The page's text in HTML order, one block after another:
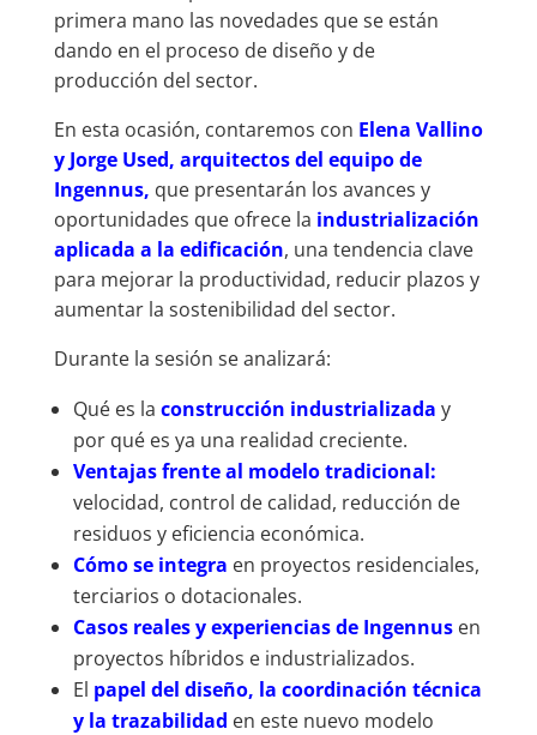
primera mano las novedades que se están
dando en el proceso de diseño y de
producción del sector.
En esta ocasión, contaremos con Elena Vallino
y Jorge Used, arquitectos del equipo de
Ingennus, que presentarán los avances y
oportunidades que ofrece la industrialización
aplicada a la edificación, una tendencia clave
para mejorar la productividad, reducir plazos y
aumentar la sostenibilidad del sector.
Durante la sesión se analizará:
Qué es la construcción industrializada y
por qué es ya una realidad creciente.
Ventajas frente al modelo tradicional:
velocidad, control de calidad, reducción de
residuos y eficiencia económica.
Cómo se integra en proyectos residenciales,
terciarios o dotacionales.
Casos reales y experiencias de Ingennus en
proyectos híbridos e industrializados.
El papel del diseño, la coordinación técnica
y la trazabilidad en este nuevo modelo